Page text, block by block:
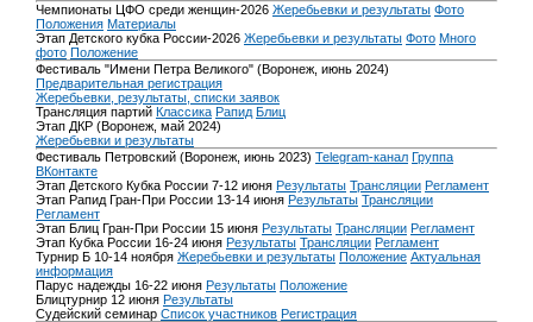
Чемпионаты ЦФО среди женщин-2026 Жеребьевки и результаты Фото
Положения Материалы
Этап Детского кубка России-2026 Жеребьевки и результаты Фото Много
фото Положение
Фестиваль "Имени Петра Великого" (Воронеж, июнь 2024)
Предварительная регистрация
Жеребьевки, результаты, списки заявок
Трансляция партий Классика Рапид Блиц
Этап ДКР (Воронеж, май 2024)
Жеребьевки и результаты
Фестиваль Петровский (Воронеж, июнь 2023) Telegram-канал Группа
ВКонтакте
Этап Детского Кубка России 7-12 июня Результаты Трансляции Регламент
Этап Рапид Гран-При России 13-14 июня Результаты Трансляции
Регламент
Этап Блиц Гран-При России 15 июня Результаты Трансляции Регламент
Этап Кубка России 16-24 июня Результаты Трансляции Регламент
Турнир Б 10-14 ноября Жеребьевки и результаты Положение Актуальная
информация
Парус надежды 16-22 июня Результаты Положение
Блицтурнир 12 июня Результаты
Судейский семинар Список участников Регистрация